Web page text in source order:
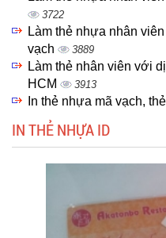
3722
Làm thẻ nhựa nhân
vạch
3889
Làm thẻ nhân viên với
HCM
3913
In thẻ nhựa mã vạch,
IN THẺ NHỰA ID